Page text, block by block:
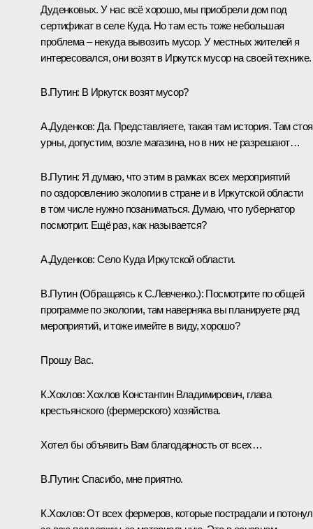
Дуденковых. У нас всё хорошо, мы приобрели дом под
сертификат в селе Куда. Но там есть тоже небольшая
проблема – некуда вывозить мусор. У местных жителей я
интересовался, они возят в Иркутск мусор на своей технике.
В.Путин: В Иркутск возят мусор?
А.Дуденков: Да. Представляете, такая там история. Там
урны, допустим, возле магазина, но в них не разрешают…
В.Путин: Я думаю, что этим в рамках всех мероприятий
по оздоровлению экологии в стране и в Иркутской области
в том числе нужно позаниматься. Думаю, что губернатор
посмотрит. Ещё раз, как называется?
А.Дуденков: Село Куда Иркутской области.
В.Путин (Обращаясь к С.Левченко.): Посмотрите по общей
программе по экологии, там наверняка вы планируете ряд
мероприятий, и тоже имейте в виду, хорошо?
Прошу Вас.
К.Хохлов: Хохлов Константин Владимирович, глава
крестьянского (фермерского) хозяйства.
Хотел бы объявить Вам благодарность от всех…
В.Путин: Спасибо, мне приятно.
К.Хохлов:От всех фермеров, которые пострадали и